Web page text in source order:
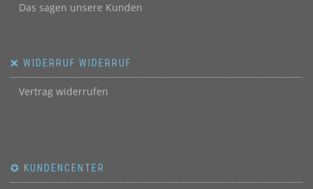
Das sagen unsere Kunden
❌ WIDERRUF WIDERRUF
Vertrag widerrufen
✪ KUNDENCENTER